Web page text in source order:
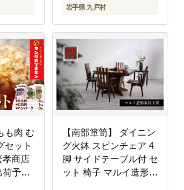
岩手県 九戸村
も肉 む
セット
孝商店
荷予定
【南部箪笥】 ダイニン
グ火鉢 スピンチェア 4
脚 サイドテーブル付 セ
ット 椅子 マルイ造形家